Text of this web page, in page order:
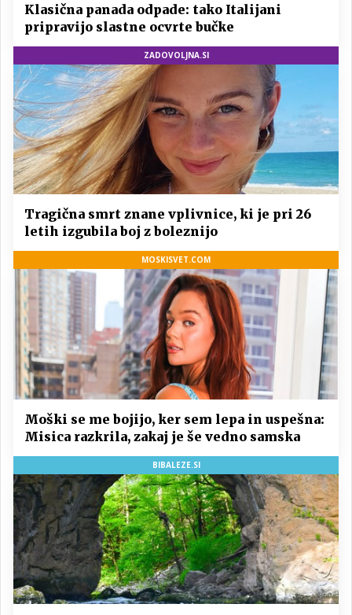
Klasična panada odpade: tako Italijani
pripravijo slastne ocvrte bučke
ZADOVOLJNA.SI
Tragična smrt znane vplivnice, ki je pri 26
letih izgubila boj z boleznijo
MOSKISVET.COM
Moški se me bojijo, ker sem lepa in uspešna:
Misica razkrila, zakaj je še vedno samska
BIBALEZE.SI